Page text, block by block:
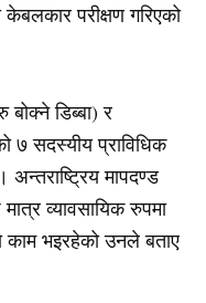
केबलकार परीक्षण गरिएको
डिब्बा) र
७ सदस्यीय प्राविधिक
अन्तराष्ट्रिय मापदण्ड
व्यावसायिक रुपमा
काम भइरहेको उनले बताए